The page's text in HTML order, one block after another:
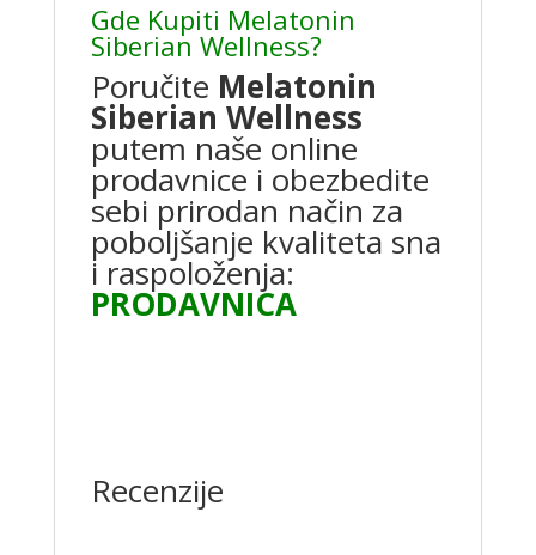
Gde Kupiti Melatonin
Siberian Wellness?
Poručite Melatonin
Siberian Wellness
putem naše online
prodavnice i obezbedite
sebi prirodan način za
poboljšanje kvaliteta sna
i raspoloženja:
PRODAVNICA
Recenzije